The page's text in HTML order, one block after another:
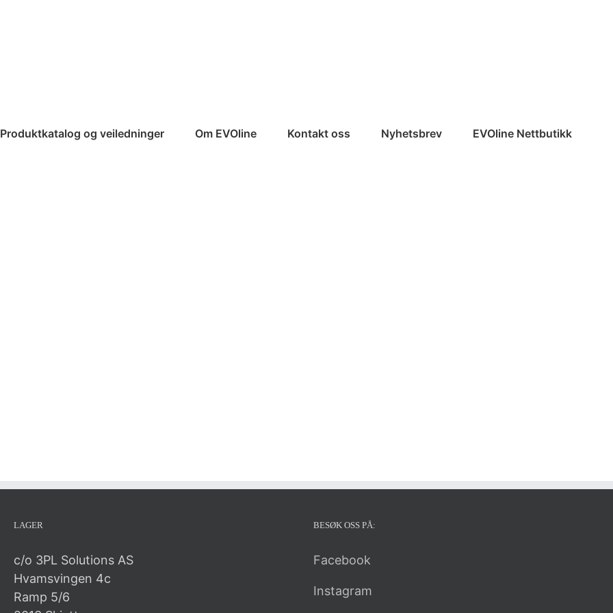
Produktkatalog og veiledninger Om EVOline Kontakt oss Nyhetsbrev EVOline Nettbutikk
LAGER
c/o 3PL Solutions AS
Hvamsvingen 4c
Ramp 5/6
BESØK OSS PÅ:
Facebook
Instagram